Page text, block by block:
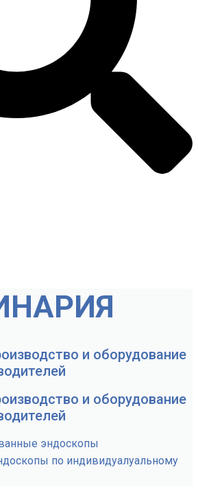
и оборудование
и оборудование
эндоскопы
по индивидуалуальному